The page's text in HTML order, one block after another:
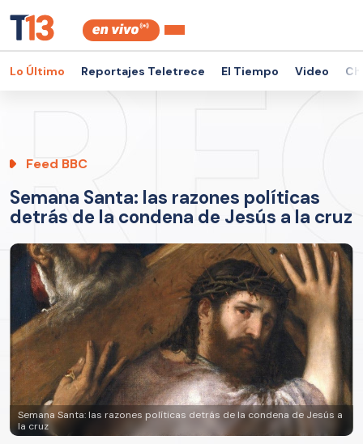
Lo Último Reportajes Teletrece El Tiempo Video
Feed BBC
Semana Santa: las razones políticas
detrás de la condena de Jesús a la cruz
Semana Santa: las razones políticas detrás de la condena de Jesús a
la cruz